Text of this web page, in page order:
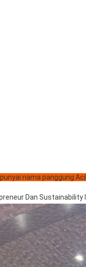
nama panggung Acil
Dan